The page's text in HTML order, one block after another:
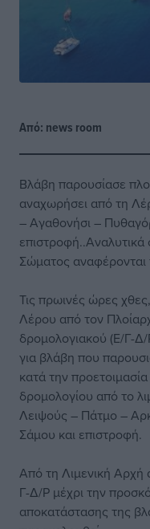
Από: news room
Βλάβη παρουσίασε
αναχωρήσει από τη
– Αγαθονήσι –
Σώματος αναφέρονται
Τις πρωινές ώρες
Λέρου από τον
δρομολογιακού (Ε/Γ-
για βλάβη που
κατά την
δρομολογίου από το
Λειψούς – Πάτμο –
Σάμου και επιστροφή.
Από τη Λιμενική
Γ-Δ/Ρ μέχρι την
αποκατάστασης της